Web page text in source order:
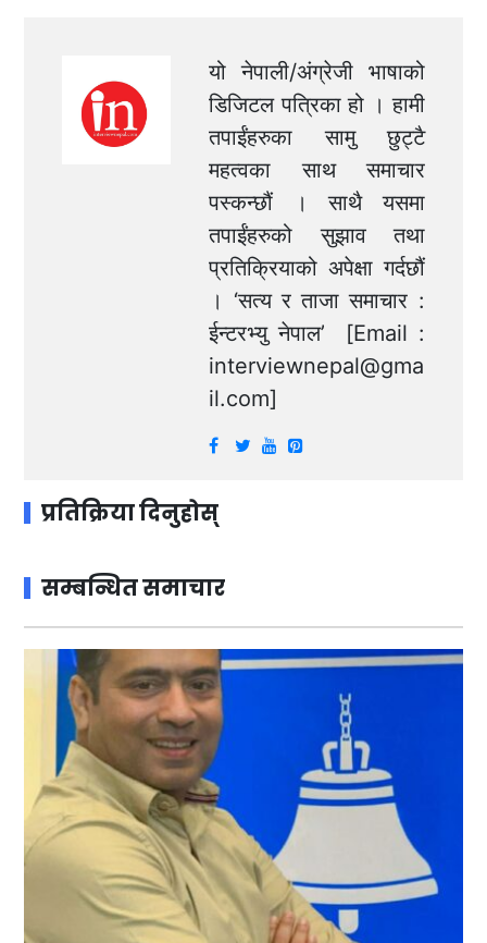
यो नेपाली/अंग्रेजी भाषाको
डिजिटल पत्रिका हो । हामी
तपाईंहरुका सामु छुट्टै
महत्वका साथ समाचार
पस्कन्छौं । साथै यसमा
तपाईंहरुको सुझाव तथा
प्रतिक्रियाको अपेक्षा गर्दछौं
। ‘सत्य र ताजा समाचार :
ईन्टरभ्यु नेपाल’ [Email :
interviewnepal@gma
il.com]
प्रतिक्रिया दिनुहोस्
सम्बन्धित समाचार